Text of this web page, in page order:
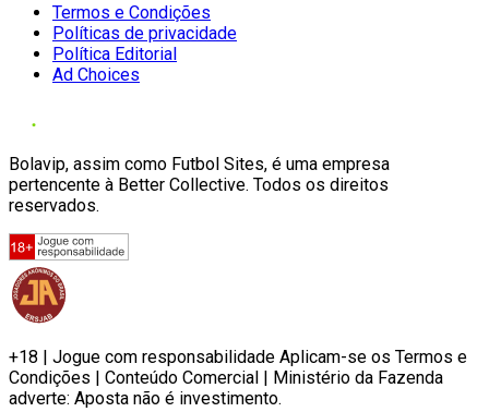
Termos e Condições
Políticas de privacidade
Política Editorial
Ad Choices
Bolavip, assim como Futbol Sites, é uma empresa
pertencente à Better Collective. Todos os direitos
reservados.
+18 | Jogue com responsabilidade Aplicam-se os Termos e
Condições | Conteúdo Comercial | Ministério da Fazenda
adverte: Aposta não é investimento.